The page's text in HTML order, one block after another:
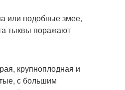
или подобные змее,
тыквы поражают
крупноплодная и
с большим